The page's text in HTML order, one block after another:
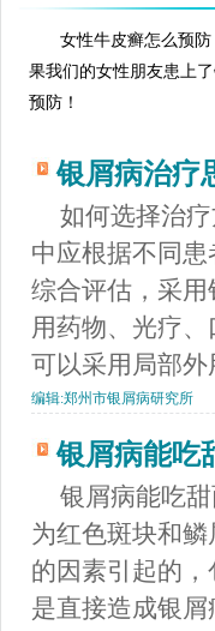
女性牛皮癣怎么预
果我们的女性朋友患上
预防！
银屑病治疗
如何选择治
中应根据不同
综合评估，采
用药物、光疗
可以采用局部外
编辑:郑州市银屑病研究所
银屑病能吃
银屑病能吃
为红色斑块和
的因素引起的
是直接造成银